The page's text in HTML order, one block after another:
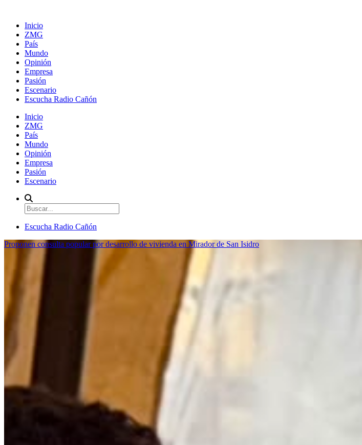
Inicio
ZMG
País
Mundo
Opinión
Empresa
Pasión
Escenario
Escucha Radio Cañón
Inicio
ZMG
País
Mundo
Opinión
Empresa
Pasión
Escenario
Escucha Radio Cañón
Proponen consulta popular por desarrollo de vivienda en Mirador de San Isidro